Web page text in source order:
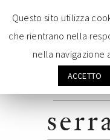
alla
navigazione
primaria
contenuto
principale
alla
barra
pié
Questo sito utilizza
che rientrano nella
nella navigazione
ACCETTO